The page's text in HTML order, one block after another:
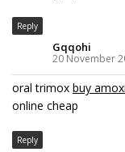
Reply
Gqqohi
20 November
oral trimox buy
online cheap
Reply